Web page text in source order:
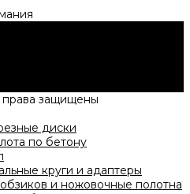
права защищены
диски
по бетону
круги и адаптеры
и ножовочные полотна